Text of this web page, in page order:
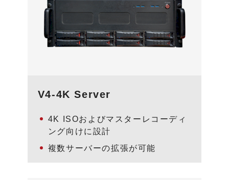
V4-4K Server
4K ISOおよびマスターレコーディ
ング向けに設計
複数サーバーの拡張が可能